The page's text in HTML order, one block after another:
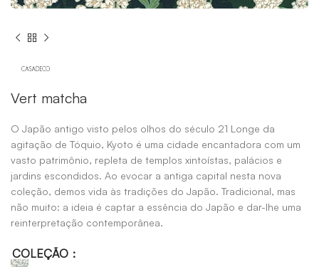
Vert matcha
O Japão antigo visto pelos olhos do século 21 Longe da
agitação de Tóquio, Kyoto é uma cidade encantadora com um
vasto patrimônio, repleta de templos xintoístas, palácios e
jardins escondidos. Ao evocar a antiga capital nesta nova
coleção, demos vida às tradições do Japão. Tradicional, mas
não muito: a ideia é captar a essência do Japão e dar-lhe uma
reinterpretação contemporânea.
COLEÇÃO